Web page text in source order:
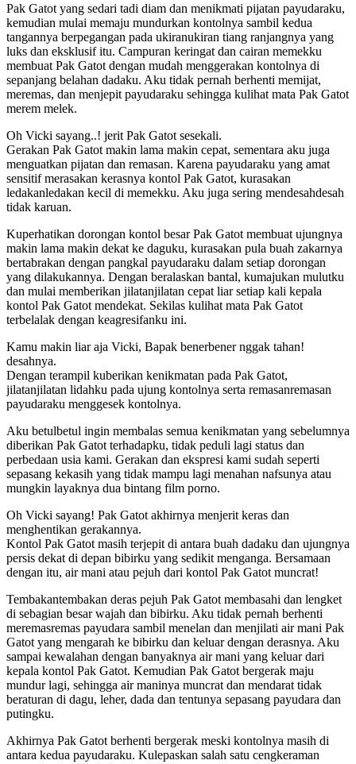
Pak Gatot yang sedari tadi diam dan menikmati pijatan payudaraku,
kemudian mulai memaju mundurkan kontolnya sambil kedua
tangannya berpegangan pada ukiranukiran tiang ranjangnya yang
luks dan eksklusif itu. Campuran keringat dan cairan memekku
membuat Pak Gatot dengan mudah menggerakan kontolnya di
sepanjang belahan dadaku. Aku tidak pernah berhenti memijat,
meremas, dan menjepit payudaraku sehingga kulihat mata Pak Gatot
merem melek.
Oh Vicki sayang..! jerit Pak Gatot sesekali.
Gerakan Pak Gatot makin lama makin cepat, sementara aku juga
menguatkan pijatan dan remasan. Karena payudaraku yang amat
sensitif merasakan kerasnya kontol Pak Gatot, kurasakan
ledakanledakan kecil di memekku. Aku juga sering mendesahdesah
tidak karuan.
Kuperhatikan dorongan kontol besar Pak Gatot membuat ujungnya
makin lama makin dekat ke daguku, kurasakan pula buah zakarnya
bertabrakan dengan pangkal payudaraku dalam setiap dorongan
yang dilakukannya. Dengan beralaskan bantal, kumajukan mulutku
dan mulai memberikan jilatanjilatan cepat liar setiap kali kepala
kontol Pak Gatot mendekat. Sekilas kulihat mata Pak Gatot
terbelalak dengan keagresifanku ini.
Kamu makin liar aja Vicki, Bapak benerbener nggak tahan!
desahnya.
Dengan terampil kuberikan kenikmatan pada Pak Gatot,
jilatanjilatan lidahku pada ujung kontolnya serta remasanremasan
payudaraku menggesek kontolnya.
Aku betulbetul ingin membalas semua kenikmatan yang sebelumnya
diberikan Pak Gatot terhadapku, tidak peduli lagi status dan
perbedaan usia kami. Gerakan dan ekspresi kami sudah seperti
sepasang kekasih yang tidak mampu lagi menahan nafsunya atau
mungkin layaknya dua bintang film porno.
Oh Vicki sayang! Pak Gatot akhirnya menjerit keras dan
menghentikan gerakannya.
Kontol Pak Gatot masih terjepit di antara buah dadaku dan ujungnya
persis dekat di depan bibirku yang sedikit menganga. Bersamaan
dengan itu, air mani atau pejuh dari kontol Pak Gatot muncrat!
Tembakantembakan deras pejuh Pak Gatot membasahi dan lengket
di sebagian besar wajah dan bibirku. Aku tidak pernah berhenti
meremasremas payudara sambil menelan dan menjilati air mani Pak
Gatot yang mengarah ke bibirku dan keluar dengan derasnya. Aku
sampai kewalahan dengan banyaknya air mani yang keluar dari
kepala kontol Pak Gatot. Kemudian Pak Gatot bergerak maju
mundur lagi, sehingga air maninya muncrat dan mendarat tidak
beraturan di dagu, leher, dada dan tentunya sepasang payudara dan
putingku.
Akhirnya Pak Gatot berhenti bergerak meski kontolnya masih di
antara kedua payudaraku. Kulepaskan salah satu cengkeraman